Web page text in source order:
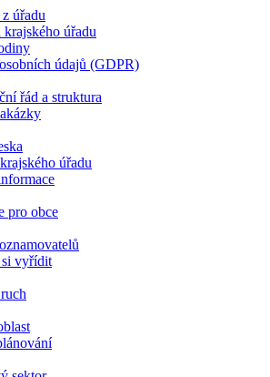
úřadu
krajského úřadu
údajů (GDPR)
řád a struktura
úřadu
pro obce
vyřídit